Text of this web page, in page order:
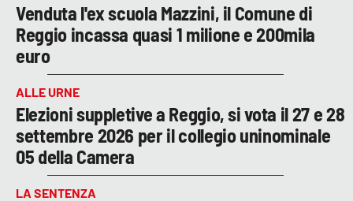
Venduta l'ex scuola Mazzini, il Comune di
Reggio incassa quasi 1 milione e 200mila
euro
ALLE URNE
Elezioni suppletive a Reggio, si vota il 27 e 28
settembre 2026 per il collegio uninominale
05 della Camera
LA SENTENZA